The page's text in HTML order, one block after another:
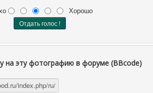
Хорошо
на эту фотографию в форуме (BBcode)